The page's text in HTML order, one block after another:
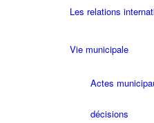
Les relations
Vie municipale
Actes
décisions